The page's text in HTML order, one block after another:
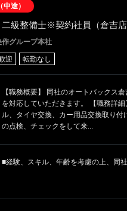
途）
二級整備士※契約社員（倉吉店
グループ本社
迎 転勤なし
【職務概要】 同社のオートバックス
を対応していただきます。 【職務詳
ル、タイヤ交換、カー用品交換取り付
の点検、チェックをして来...
■経験、スキル、年齢を考慮の上、同